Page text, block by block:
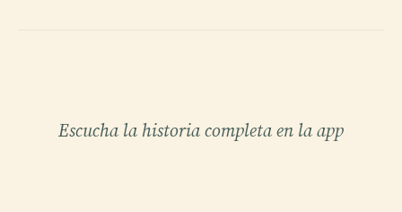
Escucha la historia completa en la app